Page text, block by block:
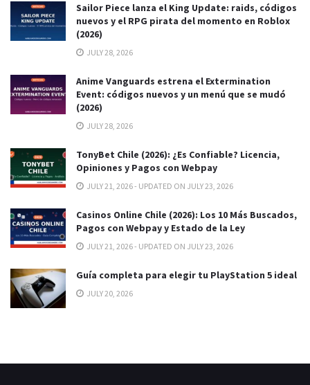
Sailor Piece lanza el King Update: raids, códigos
nuevos y el RPG pirata del momento en Roblox
(2026)
JULY 28, 2026
Anime Vanguards estrena el Extermination
Event: códigos nuevos y un menú que se mudó
(2026)
JULY 28, 2026
TonyBet Chile (2026): ¿Es Confiable? Licencia,
Opiniones y Pagos con Webpay
JULY 21, 2026 - UPDATED ON JULY 23, 2026
Casinos Online Chile (2026): Los 10 Más Buscados,
Pagos con Webpay y Estado de la Ley
JULY 21, 2026 - UPDATED ON JULY 23, 2026
Guía completa para elegir tu PlayStation 5 ideal
JULY 20, 2026